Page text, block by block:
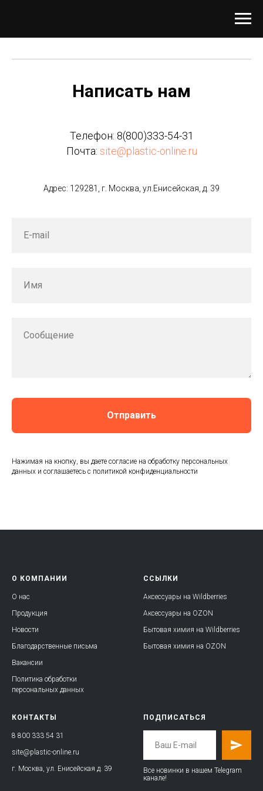
Написать нам
Телефон: 8(800)333-54-31
Почта: site@plastic-online.ru
Адрес: 129281, г. Москва, ул.Енисейская, д. 39
E-mail
Имя
Сообщение
Отправить
Нажимая на кнопку, вы даете согласие на обработку персональных
данных и соглашаетесь c политикой конфиденциальности
О КОМПАНИИ
О нас
Продукция
Новости
Благодарственные письма
Вакансии
Политика обработки
персональных данных
ССЫЛКИ
Аксессуары на Wildberries
Аксессуары на OZON
Бытовая химия на Wildberries
Бытовая химия на OZON
КОНТАКТЫ
8 800 333 54 31
site@plastic-online.ru
г. Москва, ул. Енисейская д. 39
ПОДПИСАТЬСЯ
Все новинки в нашем Telegram
канале!